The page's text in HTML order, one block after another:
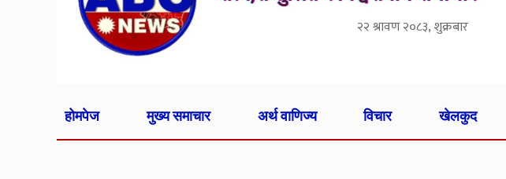
२२ श्रावण २०८३, शुक्रबार
होमपेज मुख्य समाचार अर्थ वाणिज्य विचार खेलकुद